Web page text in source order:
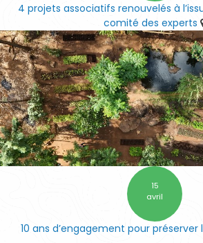
4 projets associatifs renouvelés à
comité des experts
15
avril
10 ans d’engagement pour préserver